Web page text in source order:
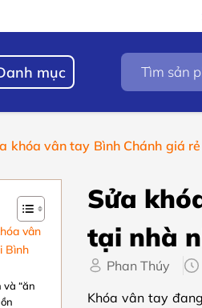
Bảo
mục
Tìm
kiếm
sản
khóa vân tay Bình Chánh giá
vân
Bình
và “ăn
Sửa
tại nhà
Phan Thúy
Khóa vân tay